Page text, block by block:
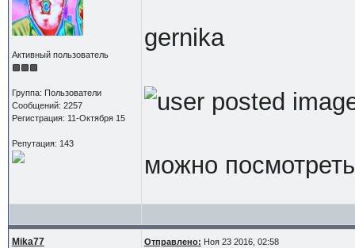
Активный пользователь
Группа: Пользователи
Сообщений: 2257
Регистрация: 11-Октября 15
Репутация: 143
gernika
можно посмотреть
Mika77 Отправлено: Ноя 23 2016, 02:58